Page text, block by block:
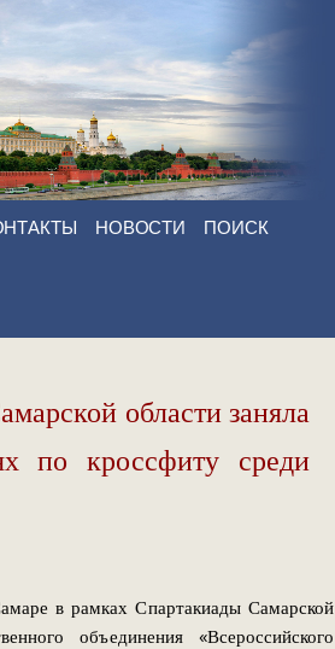
НОВОСТИ ПОИСК
области заняла
по кроссфиту среди
в рамках Спартакиады Самарской
объединения «Всероссийского